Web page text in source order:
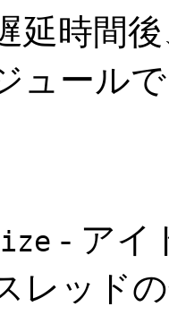
延時間
ュール
- アイ
レッド